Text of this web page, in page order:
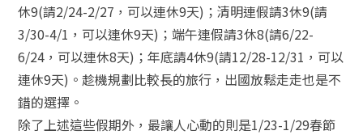
休9(請2/24-2/27，可以連休9天)；清明連假請3休9(請
3/30-4/1，可以連休9天)；端午連假請3休8(請6/22-
6/24，可以連休8天)；年底請4休9(請12/28-12/31，可以
連休9天)。趁機規劃比較長的旅行，出國放鬆走走也是不
錯的選擇。
除了上述這些假期外，最讓人心動的則是1/23-1/29春節